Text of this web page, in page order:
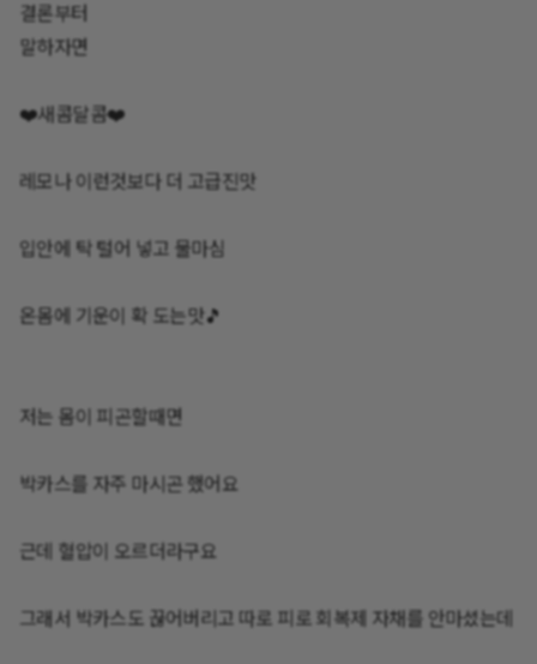
결론부터
말하자면
❤️새콤달콤❤️
레모나 이런것보다 더 고급진맛‼️
입안에 탁 털어 넣고 물마심 ‼️
온몸에 기운이 확 도는맛🎵
저는 몸이 피곤할때면
박카스를 자주 마시곤 했어요‼️
근데 혈압이 오르더라구요
그래서 박카스도 끊어버리고 따로 피로 회복제 자채를 안마셨는데